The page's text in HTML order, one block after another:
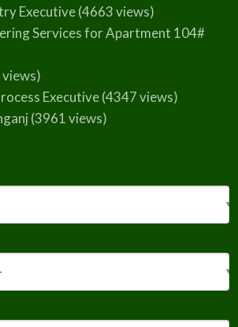
Executive(4663 views)
Services for Apartment 104#
Executive(4347 views)
(3961 views)